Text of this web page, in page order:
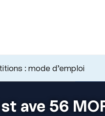
: mode d’emploi
ave 56